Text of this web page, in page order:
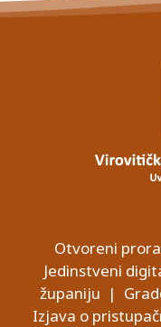
Otvoreni
Jedinstveni
županiju |
Izjava o